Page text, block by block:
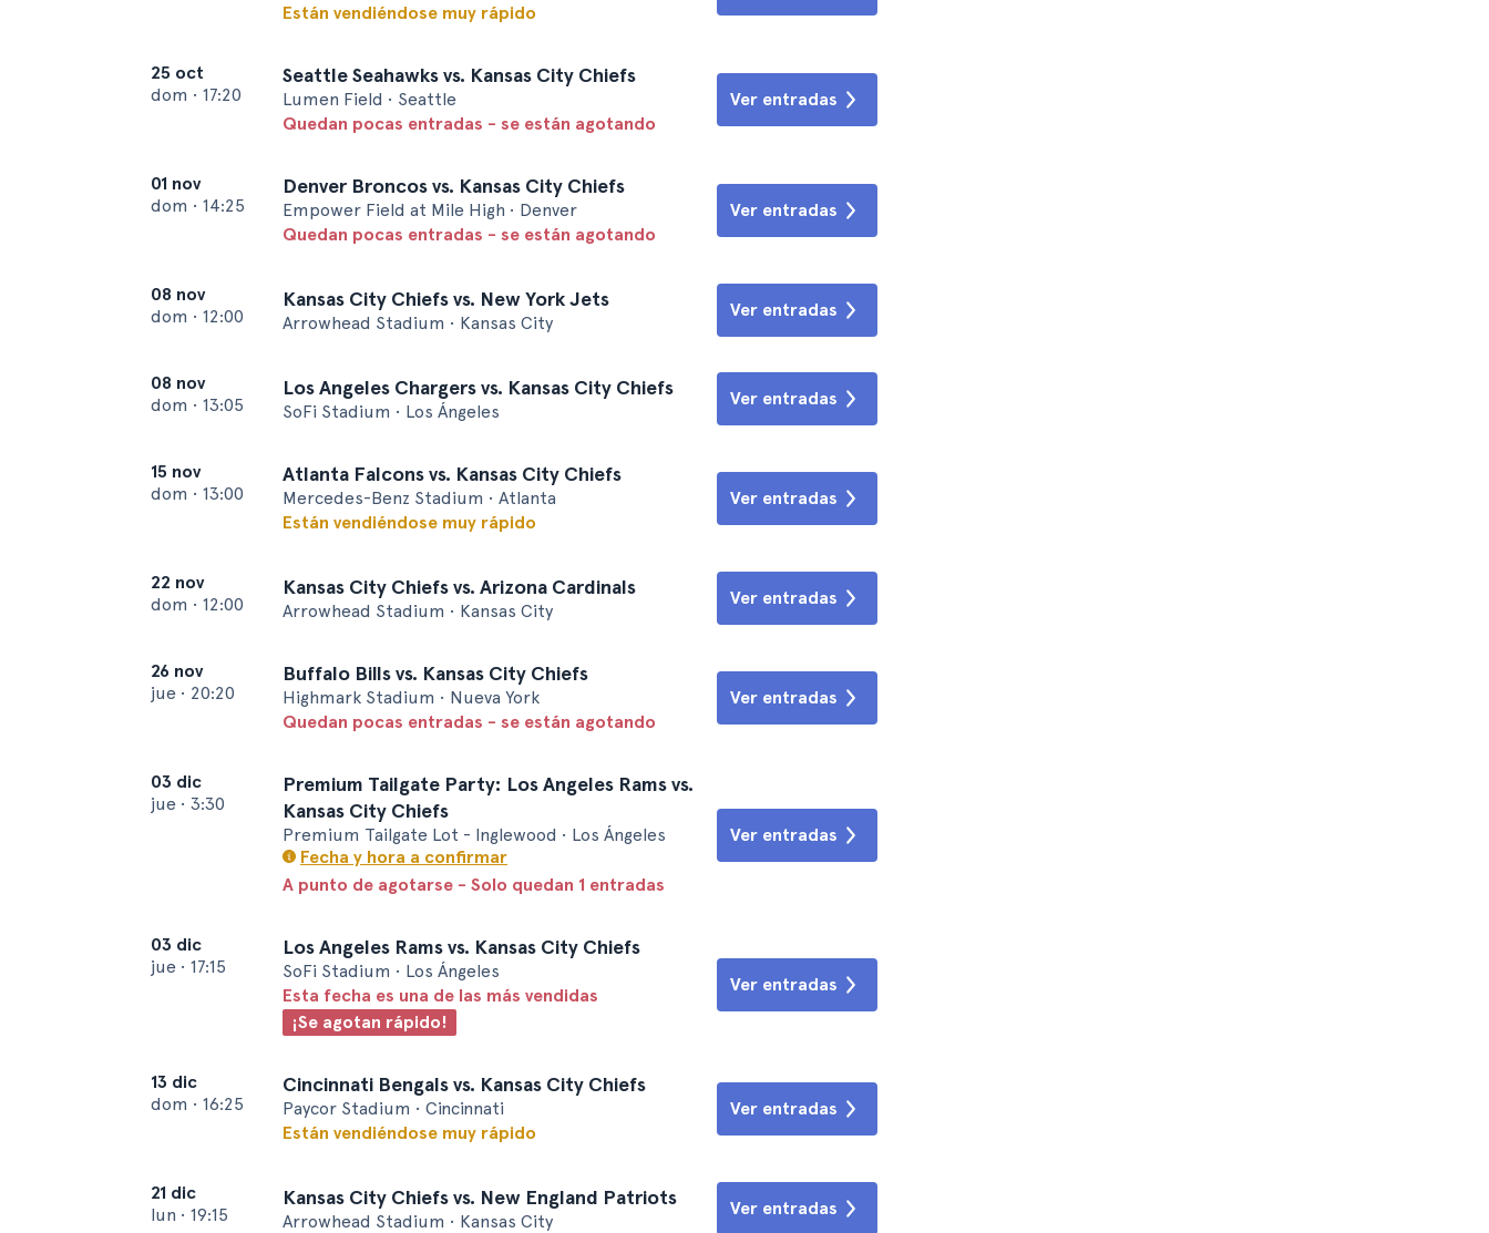
Están vendiéndose muy rápido
25 oct
dom • 17:20
Seattle Seahawks vs. Kansas City Chiefs
Lumen Field • Seattle
Quedan pocas entradas - se están agotando
Ver entradas
01 nov
dom • 14:25
Denver Broncos vs. Kansas City Chiefs
Empower Field at Mile High • Denver
Quedan pocas entradas - se están agotando
Ver entradas
08 nov
dom • 12:00
Kansas City Chiefs vs. New York Jets
Arrowhead Stadium • Kansas City
Ver entradas
08 nov
dom • 13:05
Los Angeles Chargers vs. Kansas City Chiefs
SoFi Stadium • Los Ángeles
Ver entradas
15 nov
dom • 13:00
Atlanta Falcons vs. Kansas City Chiefs
Mercedes-Benz Stadium • Atlanta
Están vendiéndose muy rápido
Ver entradas
22 nov
dom • 12:00
Kansas City Chiefs vs. Arizona Cardinals
Arrowhead Stadium • Kansas City
Ver entradas
26 nov
jue • 20:20
Buffalo Bills vs. Kansas City Chiefs
Highmark Stadium • Nueva York
Quedan pocas entradas - se están agotando
Ver entradas
03 dic
jue • 3:30
Premium Tailgate Party: Los Angeles Rams vs.
Kansas City Chiefs
Premium Tailgate Lot - Inglewood • Los Ángeles
Fecha y hora a confirmar
A punto de agotarse - Solo quedan 1 entradas
Ver entradas
03 dic
jue • 17:15
Los Angeles Rams vs. Kansas City Chiefs
SoFi Stadium • Los Ángeles
Esta fecha es una de las más vendidas
¡Se agotan rápido!
Ver entradas
13 dic
dom • 16:25
Cincinnati Bengals vs. Kansas City Chiefs
Paycor Stadium • Cincinnati
Están vendiéndose muy rápido
Ver entradas
21 dic
lun • 19:15
Kansas City Chiefs vs. New England Patriots
Arrowhead Stadium • Kansas City
Ver entradas